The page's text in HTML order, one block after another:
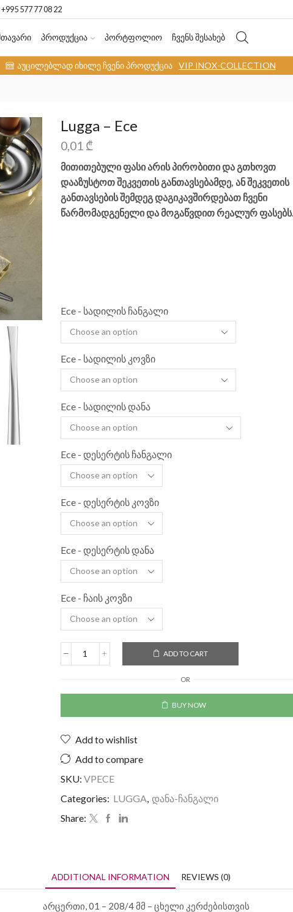
+995 577 77 08 22
ᲞᲠᲝᲓᲣᲥᲪᲘᲐ ᲞᲝᲠᲢᲤᲝᲚᲘᲝ ᲩᲕᲔᲜᲡ ᲨᲔᲡᲐᲮᲔᲑ
აუცილებლად იხილე ჩვენი პროდუქცია VIP INOX-COLLECTION
Lugga – Ece
0,01 ₾
მითითებული ფასი არის პირობითი და გთხოვთ
დააზუსტოთ შეკვეთის განთავსებამდე, ან შეკვეთის
განთავსების შემდეგ დაგიკავშირდებათ ჩვენი
წარმომადგენელი და მოგაწვდით რეალურ ფასებს.
Ece - სადილის ჩანგალი
Ece - სადილის კოვზი
Ece - სადილის დანა
Ece - დესერტის ჩანგალი
Ece - დესერტის კოვზი
Ece - დესერტის დანა
Ece - ჩაის კოვზი
ADD TO CART
OR
BUY NOW
Add to wishlist
Add to compare
SKU: VPECE
Categories: LUGGA დანა-ჩანგალი
Share:
ADDITIONAL INFORMATION REVIEWS (0)
არცერთი, 01 – 208/4 მმ – ცხელი კერძებისთვის